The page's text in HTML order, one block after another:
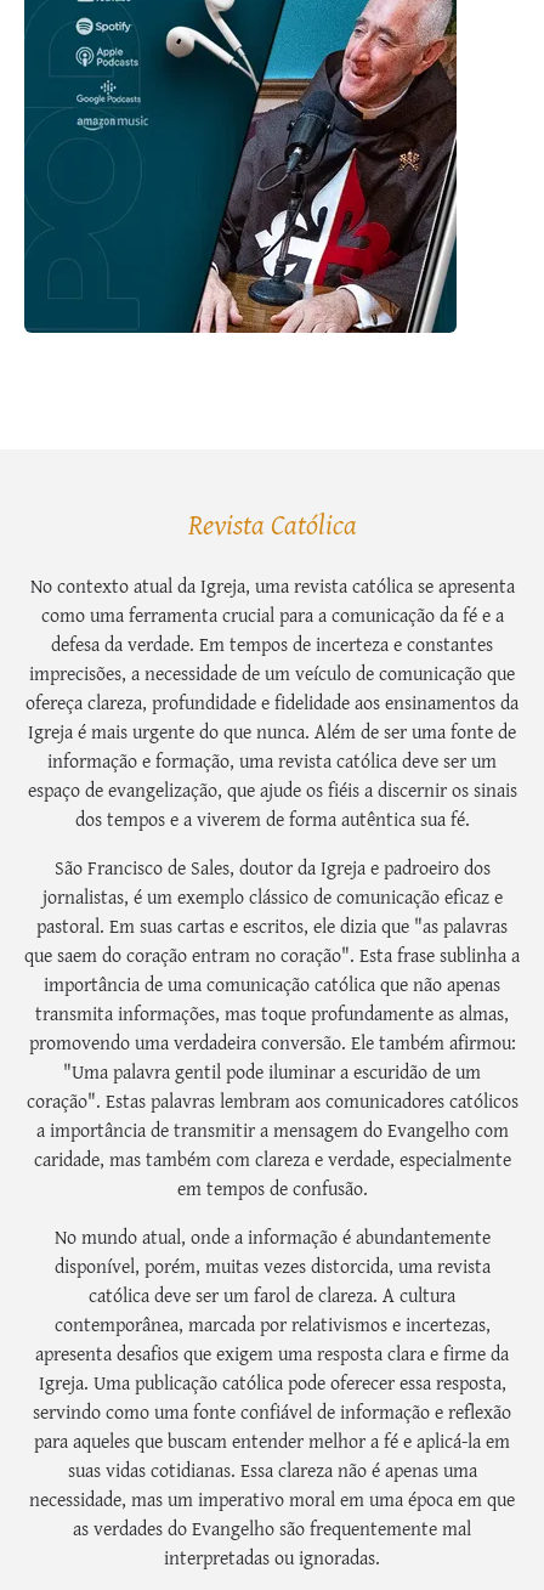
Revista Católica
No contexto atual da Igreja, uma revista católica se apresenta
como uma ferramenta crucial para a comunicação da fé e a
defesa da verdade. Em tempos de incerteza e constantes
imprecisões, a necessidade de um veículo de comunicação que
ofereça clareza, profundidade e fidelidade aos ensinamentos da
Igreja é mais urgente do que nunca. Além de ser uma fonte de
informação e formação, uma revista católica deve ser um
espaço de evangelização, que ajude os fiéis a discernir os sinais
dos tempos e a viverem de forma autêntica sua fé.
São Francisco de Sales, doutor da Igreja e padroeiro dos
jornalistas, é um exemplo clássico de comunicação eficaz e
pastoral. Em suas cartas e escritos, ele dizia que "as palavras
que saem do coração entram no coração". Esta frase sublinha a
importância de uma comunicação católica que não apenas
transmita informações, mas toque profundamente as almas,
promovendo uma verdadeira conversão. Ele também afirmou:
"Uma palavra gentil pode iluminar a escuridão de um
coração". Estas palavras lembram aos comunicadores católicos
a importância de transmitir a mensagem do Evangelho com
caridade, mas também com clareza e verdade, especialmente
em tempos de confusão.
No mundo atual, onde a informação é abundantemente
disponível, porém, muitas vezes distorcida, uma revista
católica deve ser um farol de clareza. A cultura
contemporânea, marcada por relativismos e incertezas,
apresenta desafios que exigem uma resposta clara e firme da
Igreja. Uma publicação católica pode oferecer essa resposta,
servindo como uma fonte confiável de informação e reflexão
para aqueles que buscam entender melhor a fé e aplicá-la em
suas vidas cotidianas. Essa clareza não é apenas uma
necessidade, mas um imperativo moral em uma época em que
as verdades do Evangelho são frequentemente mal
interpretadas ou ignoradas.